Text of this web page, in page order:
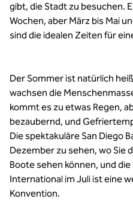
gibt, die Stadt zu besuchen.
Wochen, aber März bis Mai
sind die idealen Zeiten für
Der Sommer ist natürlich
wachsen die
kommt es zu etwas Regen,
bezaubernd, und
Die spektakuläre San Diego
Dezember zu sehen, wo Sie
Boote sehen können, und
International im Juli ist eine
Konvention.